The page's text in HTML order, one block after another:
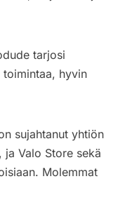
tarjosi
toimintaa, hyvin
sujahtanut yhtiön
Valo Store sekä
Molemmat